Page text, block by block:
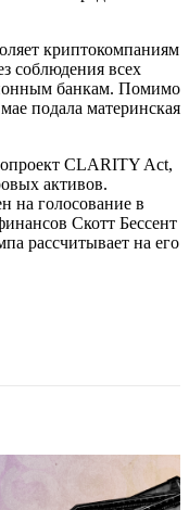
криптокомпаниям
соблюдения всех
банкам. Помимо
подала материнская
CLARITY Act,
активов.
на голосование в
Скотт Бессент
рассчитывает на его